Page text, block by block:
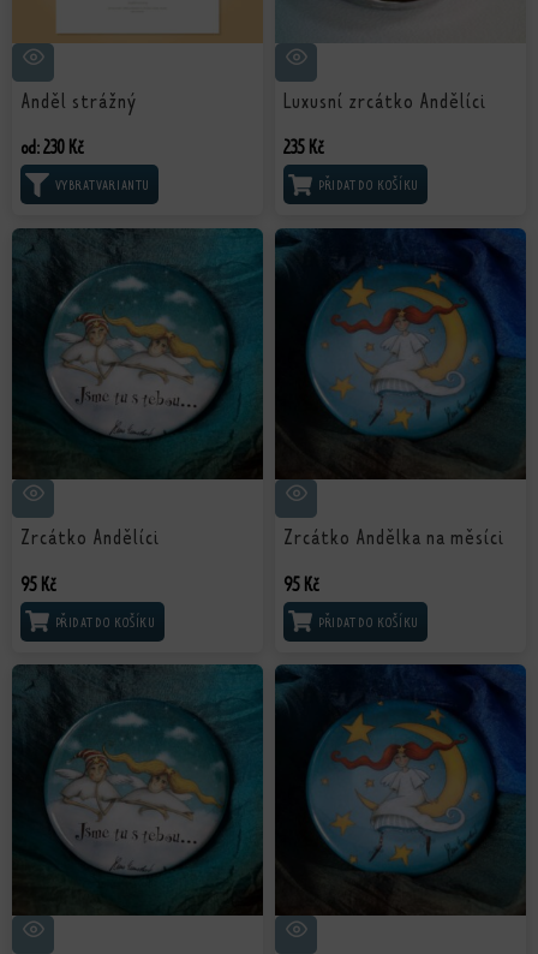
Anděl strážný
od:230 Kč
VÝBĚR MOŽNOSTÍ
Luxusní zrcátko Andělíci
235 Kč
PŘIDAT DO KOŠÍKU
Zrcátko Andělíci
95 Kč
PŘIDAT DO KOŠÍKU
Zrcátko Andělka na měsíci
95 Kč
PŘIDAT DO KOŠÍKU